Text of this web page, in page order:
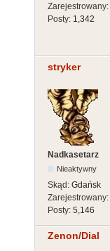
Zarejestrowany:
Posty: 1,342
stryker
Nadkasetarz
Nieaktywny
Skąd: Gdańsk
Zarejestrowany:
Posty: 5,146
Zenon/Dial